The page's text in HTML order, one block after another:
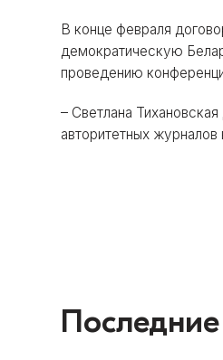
В конце февраля
демократическую
проведению
– Светлана Тихановская
авторитетных журналов